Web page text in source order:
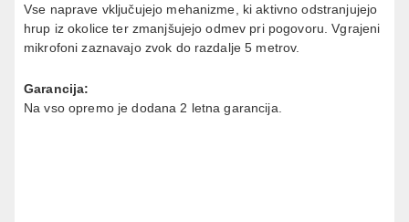
Vse naprave vključujejo mehanizme, ki aktivno odstranjujejo
hrup iz okolice ter zmanjšujejo odmev pri pogovoru. Vgrajeni
mikrofoni zaznavajo zvok do razdalje 5 metrov.
Garancija:
Na vso opremo je dodana 2 letna garancija.